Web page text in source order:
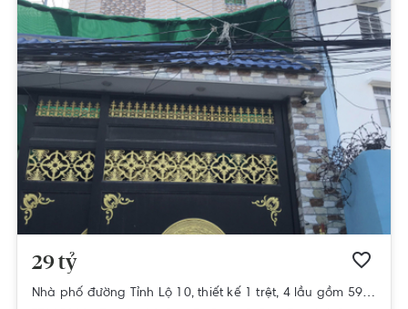
29 tỷ
Nhà phố đường Tỉnh Lộ 10, thiết kế 1 trệt, 4 lầu gồm 59 phòng trọ.